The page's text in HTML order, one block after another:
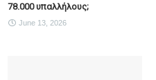
78.000 υπαλλήλους;
June 13, 2026